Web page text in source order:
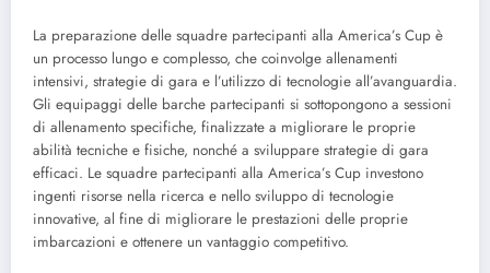
La preparazione delle squadre partecipanti alla America’s Cup è
un processo lungo e complesso, che coinvolge allenamenti
intensivi, strategie di gara e l’utilizzo di tecnologie all’avanguardia.
Gli equipaggi delle barche partecipanti si sottopongono a sessioni
di allenamento specifiche, finalizzate a migliorare le proprie
abilità tecniche e fisiche, nonché a sviluppare strategie di gara
efficaci. Le squadre partecipanti alla America’s Cup investono
ingenti risorse nella ricerca e nello sviluppo di tecnologie
innovative, al fine di migliorare le prestazioni delle proprie
imbarcazioni e ottenere un vantaggio competitivo.